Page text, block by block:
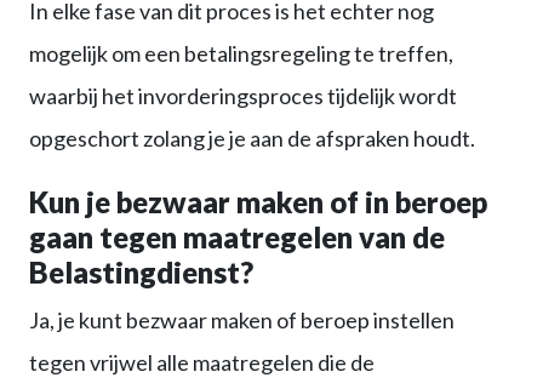
In elke fase van dit proces is het echter nog
mogelijk om een betalingsregeling te treffen,
waarbij het invorderingsproces tijdelijk wordt
opgeschort zolang je je aan de afspraken houdt.
Kun je bezwaar maken of in beroep
gaan tegen maatregelen van de
Belastingdienst?
Ja, je kunt bezwaar maken of beroep instellen
tegen vrijwel alle maatregelen die de